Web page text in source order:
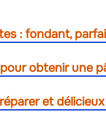
: fondant,
obtenir une
et